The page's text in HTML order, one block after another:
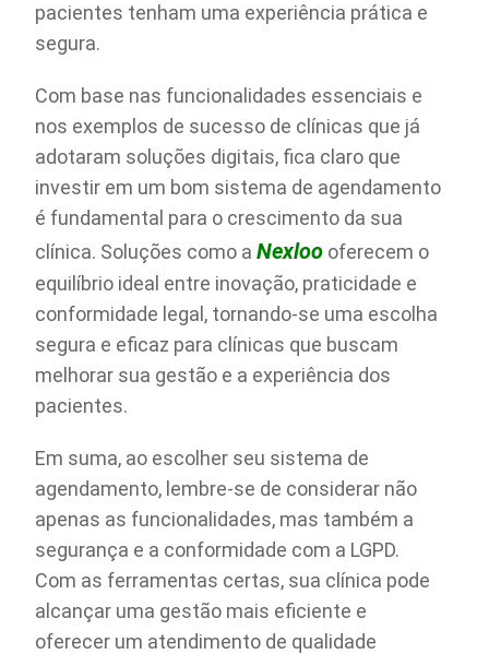
pacientes tenham uma experiência prática e
segura.
Com base nas funcionalidades essenciais e
nos exemplos de sucesso de clínicas que já
adotaram soluções digitais, fica claro que
investir em um bom sistema de agendamento
é fundamental para o crescimento da sua
clínica. Soluções como aNexloo oferecem o
equilíbrio ideal entre inovação, praticidade e
conformidade legal, tornando-se uma escolha
segura e eficaz para clínicas que buscam
melhorar sua gestão e a experiência dos
pacientes.
Em suma, ao escolher seu sistema de
agendamento, lembre-se de considerar não
apenas as funcionalidades, mas também a
segurança e a conformidade com a LGPD.
Com as ferramentas certas, sua clínica pode
alcançar uma gestão mais eficiente e
oferecer um atendimento de qualidade